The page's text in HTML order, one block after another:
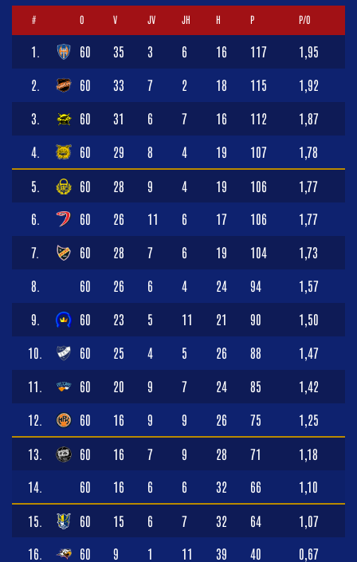
# O V JV JH H P P/O
1. 60 35 3 6 16 117 1,95
2. 60 33 7 2 18 115 1,92
3. 60 31 6 7 16 112 1,87
4. 60 29 8 4 19 107 1,78
5. 60 28 9 4 19 106 1,77
6. 60 26 11 6 17 106 1,77
7. 60 28 7 6 19 104 1,73
8. 60 26 6 4 24 94 1,57
9. 60 23 5 11 21 90 1,50
10. 60 25 4 5 26 88 1,47
11. 60 20 9 7 24 85 1,42
12. 60 16 9 9 26 75 1,25
13. 60 16 7 9 28 71 1,18
14. 60 16 6 6 32 66 1,10
15. 60 15 6 7 32 64 1,07
16. 60 9 1 11 39 40 0,67